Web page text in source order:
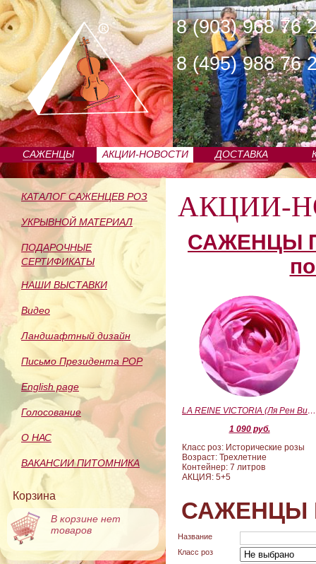
8 (903) 968 76
8 (495) 988 76
САЖЕНЦЫ
ПИТОМНИКА
АКЦИИ-НОВОСТИ ДОСТАВКА
КАТАЛОГ САЖЕНЦЕВ РОЗ
УКРЫВНОЙ МАТЕРИАЛ
ПОДАРОЧНЫЕ
СЕРТИФИКАТЫ
НАШИ ВЫСТАВКИ
Видео
Ландшафтный дизайн
Письмо Президента РОР
English page
Голосование
О НАС
ВАКАНСИИ ПИТОМНИКА
Корзина
В корзине нет
товаров
АКЦИИ-
САЖЕНЦЫ
LA REINE VICTORIA (Ля Рен Виктория)
1 090 руб.
Класс роз: Исторические розы
Возраст: Трехлетние
Контейнер: 7 литров
АКЦИЯ: 5+5
САЖЕНЦЫ
Название
Класс роз